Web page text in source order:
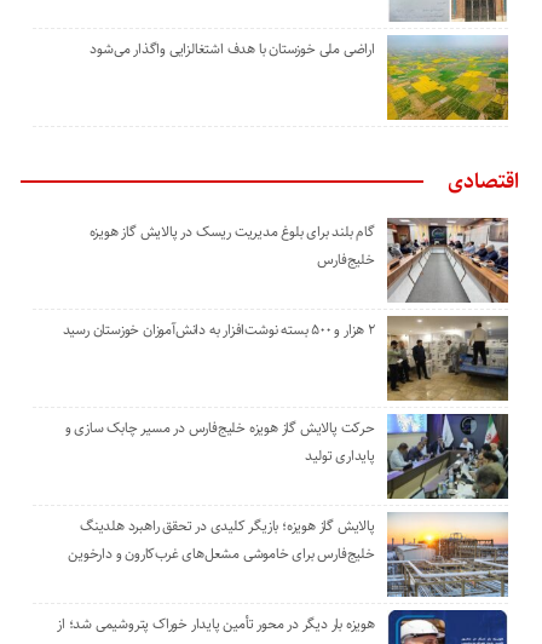
اراضی ملی خوزستان با هدف اشتغالزایی واگذار می‌شود
اقتصادی
گام بلند برای بلوغ مدیریت ریسک در پالایش گاز هویزه
خلیج‌فارس
۲ هزار و ۵۰۰ بسته نوشت‌افزار به دانش‌آموزان خوزستان رسید
حرکت پالایش گاز هویزه خلیج‌فارس در مسیر چابک سازی و
پایداری تولید
پالایش گاز هویزه؛ بازیگر کلیدی در تحقق راهبرد هلدینگ
خلیج‌فارس برای خاموشی مشعل‌های غرب‌کارون و دارخوین
هویزه بار دیگر در محور تأمین پایدار خوراک پتروشیمی شد؛ از